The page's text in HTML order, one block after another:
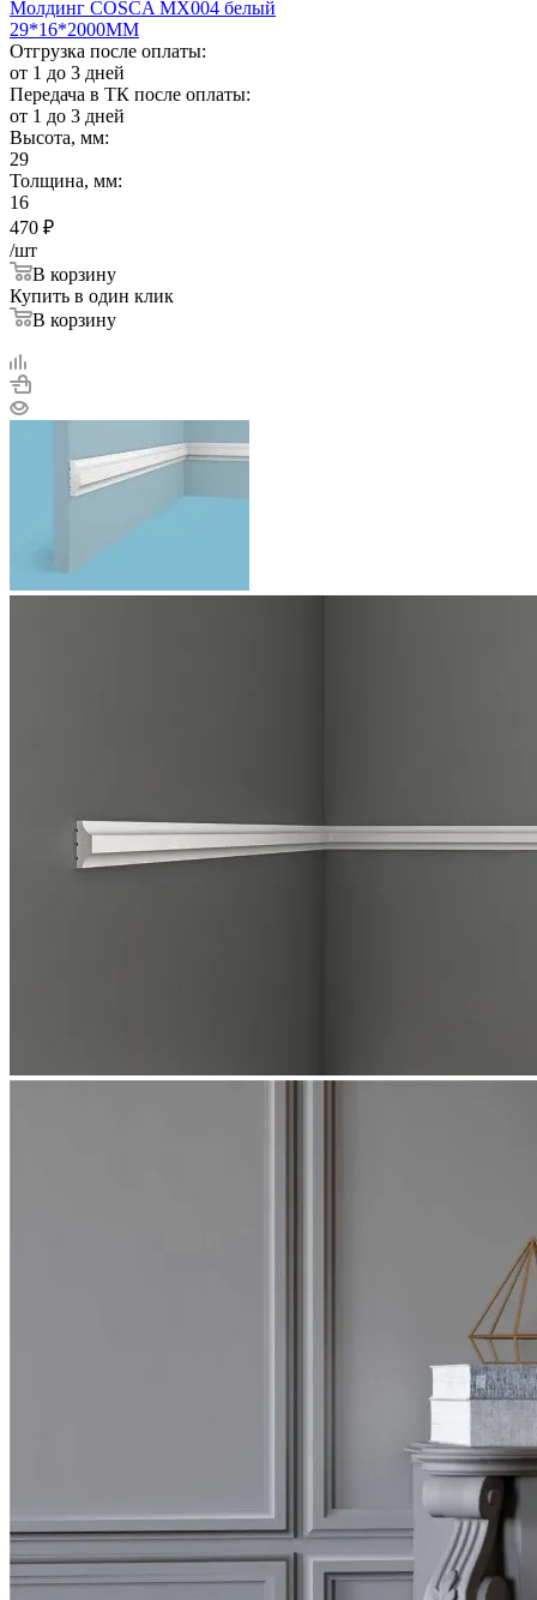
Молдинг COSCA MX004 белый
29*16*2000ММ
Отгрузка после оплаты:
от 1 до 3 дней
Передача в ТК после оплаты:
от 1 до 3 дней
Высота, мм:
29
Толщина, мм:
16
470 ₽
/шт
В корзину
Купить в один клик
В корзину